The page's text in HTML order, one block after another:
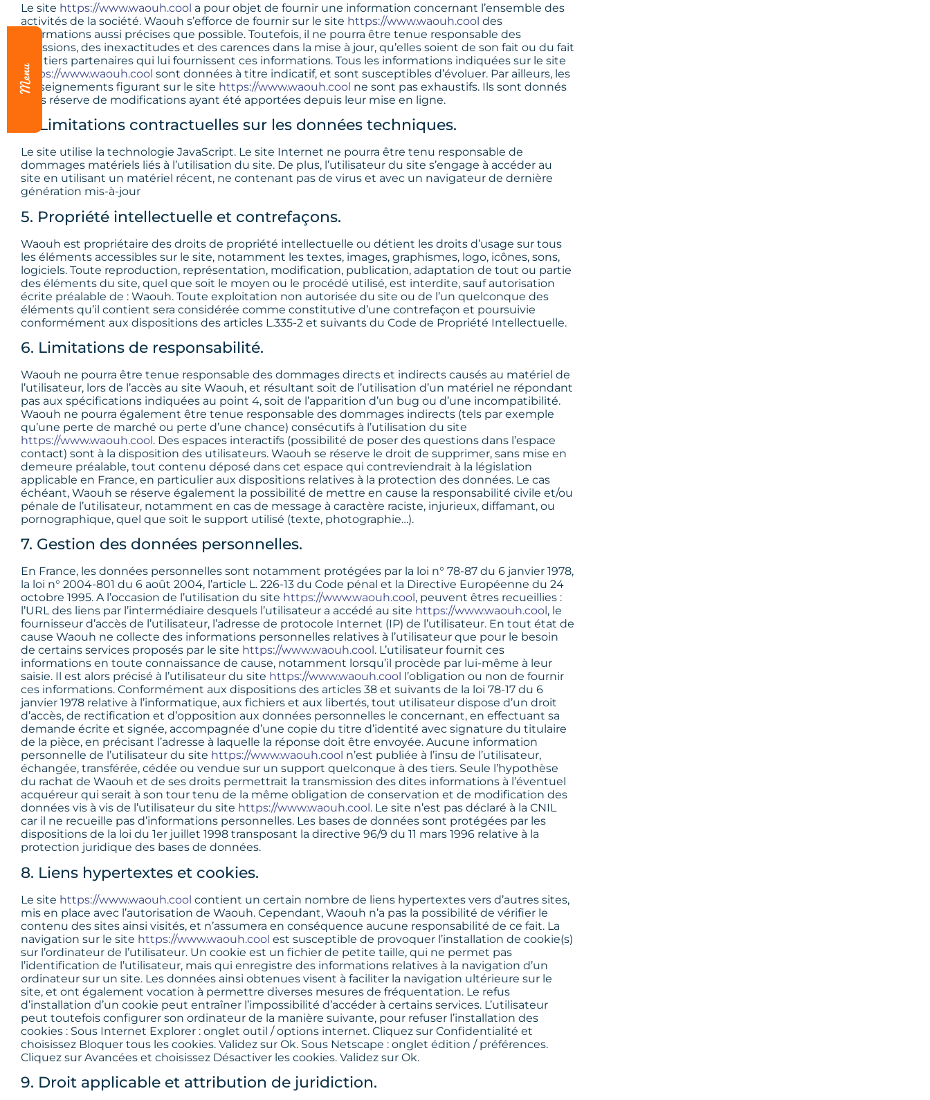
Le site https://www.waouh.cool a pour objet de fournir une information concernant l’ensemble des
activités de la société. Waouh s’efforce de fournir sur le site https://www.waouh.cool des
informations aussi précises que possible. Toutefois, il ne pourra être tenue responsable des
omissions, des inexactitudes et des carences dans la mise à jour, qu’elles soient de son fait ou du fait
des tiers partenaires qui lui fournissent ces informations. Tous les informations indiquées sur le site
https://www.waouh.cool sont données à titre indicatif, et sont susceptibles d’évoluer. Par ailleurs, les
renseignements figurant sur le site https://www.waouh.cool ne sont pas exhaustifs. Ils sont donnés
sous réserve de modifications ayant été apportées depuis leur mise en ligne.
4. Limitations contractuelles sur les données techniques.
Le site utilise la technologie JavaScript. Le site Internet ne pourra être tenu responsable de
dommages matériels liés à l’utilisation du site. De plus, l’utilisateur du site s’engage à accéder au
site en utilisant un matériel récent, ne contenant pas de virus et avec un navigateur de dernière
génération mis-à-jour
5. Propriété intellectuelle et contrefaçons.
Waouh est propriétaire des droits de propriété intellectuelle ou détient les droits d’usage sur tous
les éléments accessibles sur le site, notamment les textes, images, graphismes, logo, icônes, sons,
logiciels. Toute reproduction, représentation, modification, publication, adaptation de tout ou partie
des éléments du site, quel que soit le moyen ou le procédé utilisé, est interdite, sauf autorisation
écrite préalable de : Waouh. Toute exploitation non autorisée du site ou de l’un quelconque des
éléments qu’il contient sera considérée comme constitutive d’une contrefaçon et poursuivie
conformément aux dispositions des articles L.335-2 et suivants du Code de Propriété Intellectuelle.
6. Limitations de responsabilité.
Waouh ne pourra être tenue responsable des dommages directs et indirects causés au matériel de
l’utilisateur, lors de l’accès au site Waouh, et résultant soit de l’utilisation d’un matériel ne répondant
pas aux spécifications indiquées au point 4, soit de l’apparition d’un bug ou d’une incompatibilité.
Waouh ne pourra également être tenue responsable des dommages indirects (tels par exemple
qu’une perte de marché ou perte d’une chance) consécutifs à l’utilisation du site
https://www.waouh.cool. Des espaces interactifs (possibilité de poser des questions dans l’espace
contact) sont à la disposition des utilisateurs. Waouh se réserve le droit de supprimer, sans mise en
demeure préalable, tout contenu déposé dans cet espace qui contreviendrait à la législation
applicable en France, en particulier aux dispositions relatives à la protection des données. Le cas
échéant, Waouh se réserve également la possibilité de mettre en cause la responsabilité civile et/ou
pénale de l’utilisateur, notamment en cas de message à caractère raciste, injurieux, diffamant, ou
pornographique, quel que soit le support utilisé (texte, photographie…).
7. Gestion des données personnelles.
En France, les données personnelles sont notamment protégées par la loi n° 78-87 du 6 janvier 1978,
la loi n° 2004-801 du 6 août 2004, l’article L. 226-13 du Code pénal et la Directive Européenne du 24
octobre 1995. A l’occasion de l’utilisation du site https://www.waouh.cool , peuvent êtres recueillies :
l’URL des liens par l’intermédiaire desquels l’utilisateur a accédé au site https://www.waouh.cool , le
fournisseur d’accès de l’utilisateur, l’adresse de protocole Internet (IP) de l’utilisateur. En tout état de
cause Waouh ne collecte des informations personnelles relatives à l’utilisateur que pour le besoin
de certains services proposés par le site https://www.waouh.cool . L’utilisateur fournit ces
informations en toute connaissance de cause, notamment lorsqu’il procède par lui-même à leur
saisie. Il est alors précisé à l’utilisateur du site https://www.waouh.cool
l’obligation ou non de fournir
ces informations. Conformément aux dispositions des articles 38 et suivants de la loi 78-17 du 6
janvier 1978 relative à l’informatique, aux fichiers et aux libertés, tout utilisateur dispose d’un droit
d’accès, de rectification et d’opposition aux données personnelles le concernant, en effectuant sa
demande écrite et signée, accompagnée d’une copie du titre d’identité avec signature du titulaire
de la pièce, en précisant l’adresse à laquelle la réponse doit être envoyée. Aucune information
personnelle de l’utilisateur du site https://www.waouh.cool n’est publiée à l’insu de l’utilisateur,
échangée, transférée, cédée ou vendue sur un support quelconque à des tiers. Seule l’hypothèse
du rachat de Waouh et de ses droits permettrait la transmission des dites informations à l’éventuel
acquéreur qui serait à son tour tenu de la même obligation de conservation et de modification des
données vis à vis de l’utilisateur du site https://www.waouh.cool . Le site n’est pas déclaré à la CNIL
car il ne recueille pas d’informations personnelles. Les bases de données sont protégées par les
dispositions de la loi du 1er juillet 1998 transposant la directive 96/9 du 11 mars 1996 relative à la
protection juridique des bases de données.
8. Liens hypertextes et cookies.
Le site https://www.waouh.cool contient un certain nombre de liens hypertextes vers d’autres sites,
mis en place avec l’autorisation de Waouh. Cependant, Waouh n’a pas la possibilité de vérifier le
contenu des sites ainsi visités, et n’assumera en conséquence aucune responsabilité de ce fait. La
navigation sur le site https://www.waouh.cool est susceptible de provoquer l’installation de cookie(s)
sur l’ordinateur de l’utilisateur. Un cookie est un fichier de petite taille, qui ne permet pas
l’identification de l’utilisateur, mais qui enregistre des informations relatives à la navigation d’un
ordinateur sur un site. Les données ainsi obtenues visent à faciliter la navigation ultérieure sur le
site, et ont également vocation à permettre diverses mesures de fréquentation. Le refus
d’installation d’un cookie peut entraîner l’impossibilité d’accéder à certains services. L’utilisateur
peut toutefois configurer son ordinateur de la manière suivante, pour refuser l’installation des
cookies : Sous Internet Explorer : onglet outil / options internet. Cliquez sur Confidentialité et
choisissez Bloquer tous les cookies. Validez sur Ok. Sous Netscape : onglet édition / préférences.
Cliquez sur Avancées et choisissez Désactiver les cookies. Validez sur Ok.
9. Droit applicable et attribution de juridiction.